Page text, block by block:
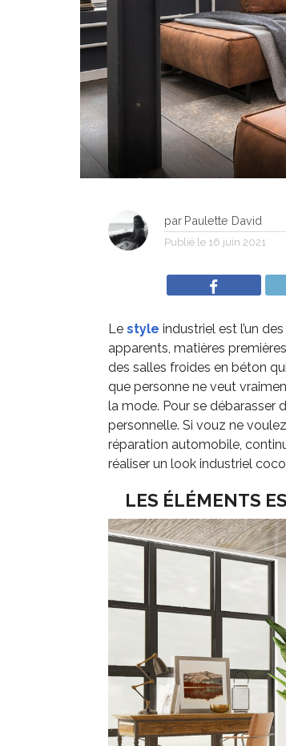
par Paulette David
Publié le 16 juin 2021
Le style industriel est l’un
apparents, matières
des salles froides en béton
que personne ne veut
la mode. Pour se débarasser
personnelle. Si vouz ne
réparation automobile,
réaliser un look industriel
LES ÉLÉMENTS